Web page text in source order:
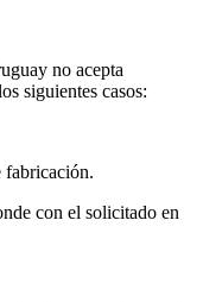
no acepta
siguientes casos:
fabricación.
con el solicitado en